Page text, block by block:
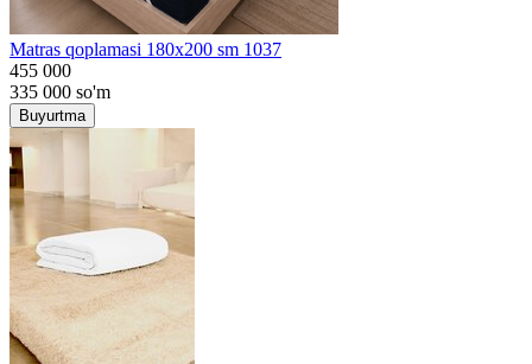
Matras qoplamasi 180x200 sm 1037
455 000
335 000 so'm
Buyurtma